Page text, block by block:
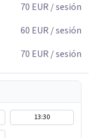
70 EUR / sesión
60 EUR / sesión
70 EUR / sesión
13:30